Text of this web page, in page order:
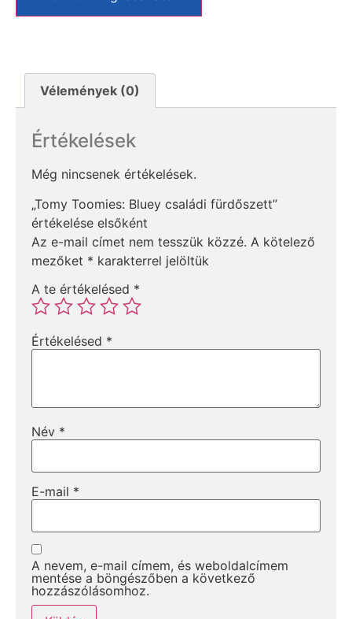
Vélemények (0)
Értékelések
Még nincsenek értékelések.
„Tomy Toomies: Bluey családi fürdőszett”
értékelése elsőként
Az e-mail címet nem tesszük közzé. A kötelező
mezőket * karakterrel jelöltük
A te értékelésed *
Értékelésed *
Név *
E-mail *
A nevem, e-mail címem, és weboldalcímem
mentése a böngészőben a következő
hozzászólásomhoz.